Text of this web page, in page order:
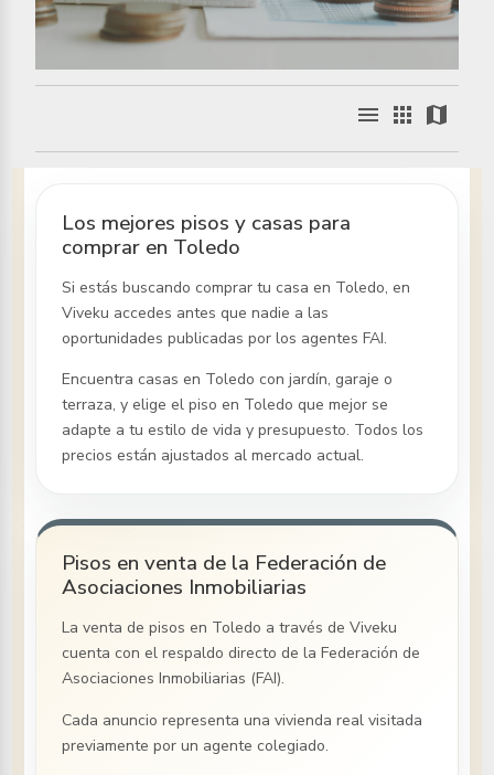
menu apps map
Los mejores pisos y casas para
comprar en Toledo
Si estás buscando comprar tu casaen Toledo, en
Viveku accedes antes que nadie a las
oportunidades publicadas por los agentes FAI.
Encuentra casasen Toledo con jardín, garaje o
terraza, y elige el pisoen Toledo que mejor se
adapte a tu estilo de vida y presupuesto. Todos los
precios están ajustados al mercado actual.
Pisos en venta de la Federación de
Asociaciones Inmobiliarias
La venta de pisosen Toledo a través de Viveku
cuenta con el respaldo directo de la Federación de
Asociaciones Inmobiliarias (FAI).
Cada anuncio representa una vivienda real visitada
previamente por un agente colegiado.